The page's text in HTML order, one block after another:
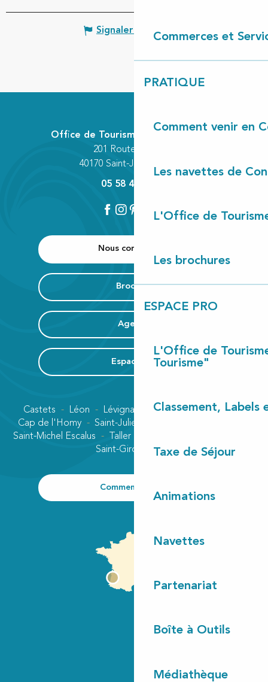
Commerces et
PRATIQUE
Comment venir en
Les navettes de
L'Office de
Les brochures
ESPACE PRO
L'Office de
Tourisme"
Classement, Labels
Taxe de Séjour
Animations
Navettes
Partenariat
Boîte à Outils
Médiathèque
Signaler une erreur
Nous contacter
Brochure
Agenda
Espace Pro
Office de Tourisme Communautaire
201 Route des Lacs
40170 Saint-Julien-en-Born
05 58 42 89 80
Castets Léon Lévignacq Linxe
Lit-et-Mixe
Cap de l'Homy
Saint-Julien-en-Born
Saint-Michel Escalus
Taller
Saint-Girons plage
Comment venir ?